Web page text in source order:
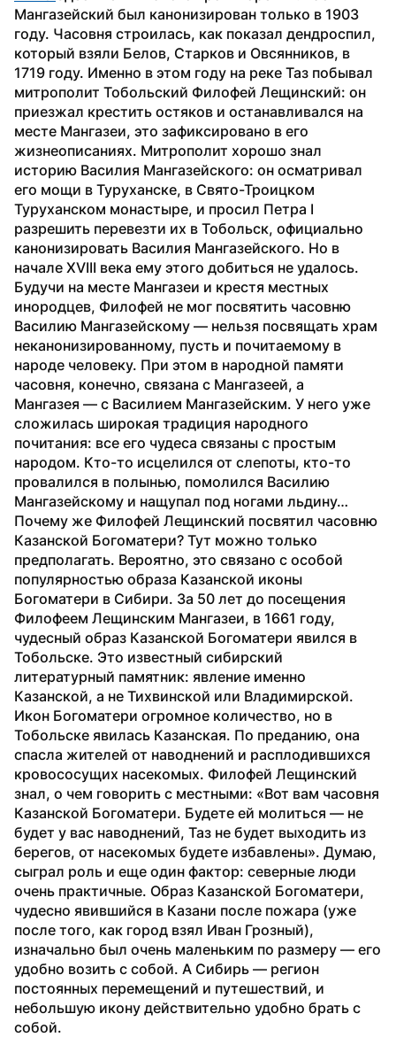
Мангазейский был канонизирован только в 1903
году. Часовня строилась, как показал дендроспил,
который взяли Белов, Старков и Овсянников, в
1719 году. Именно в этом году на реке Таз побывал
митрополит Тобольский Филофей Лещинский: он
приезжал крестить остяков и останавливался на
месте Мангазеи, это зафиксировано в его
жизнеописаниях. Митрополит хорошо знал
историю Василия Мангазейского: он осматривал
его мощи в Туруханске, в Свято-Троицком
Туруханском монастыре, и просил Петра I
разрешить перевезти их в Тобольск, официально
канонизировать Василия Мангазейского. Но в
начале XVIII века ему этого добиться не удалось.
Будучи на месте Мангазеи и крестя местных
инородцев, Филофей не мог посвятить часовню
Василию Мангазейскому — нельзя посвящать храм
неканонизированному, пусть и почитаемому в
народе человеку. При этом в народной памяти
часовня, конечно, связана с Мангазеей, а
Мангазея — с Василием Мангазейским. У него уже
сложилась широкая традиция народного
почитания: все его чудеса связаны с простым
народом. Кто-то исцелился от слепоты, кто-то
провалился в полынью, помолился Василию
Мангазейскому и нащупал под ногами льдину…
Почему же Филофей Лещинский посвятил часовню
Казанской Богоматери? Тут можно только
предполагать. Вероятно, это связано с особой
популярностью образа Казанской иконы
Богоматери в Сибири. За 50 лет до посещения
Филофеем Лещинским Мангазеи, в 1661 году,
чудесный образ Казанской Богоматери явился в
Тобольске. Это известный сибирский
литературный памятник: явление именно
Казанской, а не Тихвинской или Владимирской.
Икон Богоматери огромное количество, но в
Тобольске явилась Казанская. По преданию, она
спасла жителей от наводнений и расплодившихся
кровососущих насекомых. Филофей Лещинский
знал, о чем говорить с местными: «Вот вам часовня
Казанской Богоматери. Будете ей молиться — не
будет у вас наводнений, Таз не будет выходить из
берегов, от насекомых будете избавлены». Думаю,
сыграл роль и еще один фактор: северные люди
очень практичные. Образ Казанской Богоматери,
чудесно явившийся в Казани после пожара (уже
после того, как город взял Иван Грозный),
изначально был очень маленьким по размеру — его
удобно возить с собой. А Сибирь — регион
постоянных перемещений и путешествий, и
небольшую икону действительно удобно брать с
собой.